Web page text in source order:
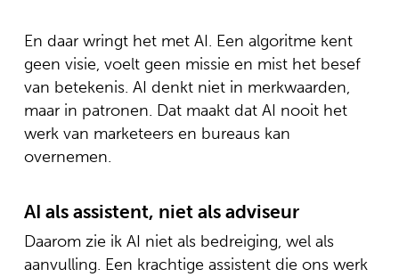
En daar wringt het met AI. Een algoritme kent
geen visie, voelt geen missie en mist het besef
van betekenis. AI denkt niet in merkwaarden,
maar in patronen. Dat maakt dat AI nooit het
werk van marketeers en bureaus kan
overnemen.
AI als assistent, niet als adviseur
Daarom zie ik AI niet als bedreiging, wel als
aanvulling. Een krachtige assistent die ons werk